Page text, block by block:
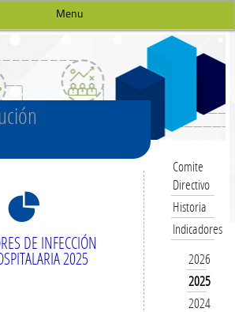
Menu
8
DE INFECCIÓN
2025
Comite
Directivo
Historia
Indicadores
2026
2025
2024